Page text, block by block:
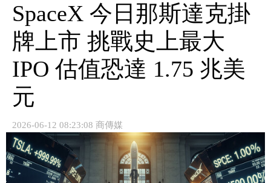
SpaceX 今日那斯達克掛
牌上市 挑戰史上最大
IPO 估值恐達 1.75 兆美
元
2026-06-12 08:23:08 商傳媒